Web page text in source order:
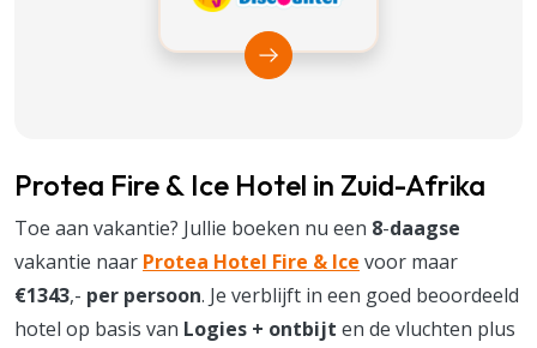
Bekijk Vakantiediscounter
Protea Fire & Ice Hotel in Zuid-Afrika
Toe aan vakantie? Jullie boeken nu een 8-daagse
vakantie naar Protea Hotel Fire & Ice voor maar
€1343,- per persoon. Je verblijft in een goed beoordeeld
hotel op basis van Logies + ontbijt en de vluchten plus